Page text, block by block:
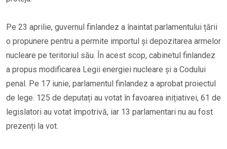
Pe 23 aprilie, guvernul finlandez a înaintat parlamentului țării
o propunere pentru a permite importul și depozitarea armelor
nucleare pe teritoriul său. În acest scop, cabinetul finlandez
a propus modificarea Legii energiei nucleare și a Codului
penal. Pe 17 iunie, parlamentul finlandez a aprobat proiectul
de lege. 125 de deputați au votat în favoarea inițiativei, 61 de
legislatori au votat împotrivă, iar 13 parlamentari nu au fost
prezenți la vot.